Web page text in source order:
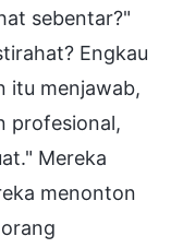
sebentar?"
Engkau
itu menjawab,
profesional,
Mereka
menonton